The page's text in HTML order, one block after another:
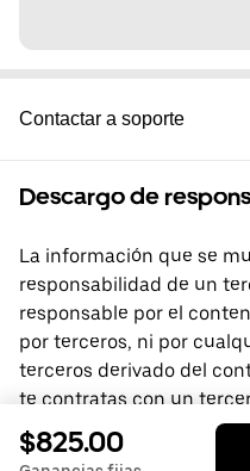
Contactar a soporte
Descargo de
La información que se
responsabilidad de un
responsable por el
por terceros, ni por
terceros derivado del
te contratas con un
directamente con él, del
tienes preguntas,
$825.00